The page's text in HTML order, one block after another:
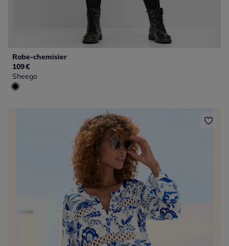
Robe-chemisier
109€
Sheego